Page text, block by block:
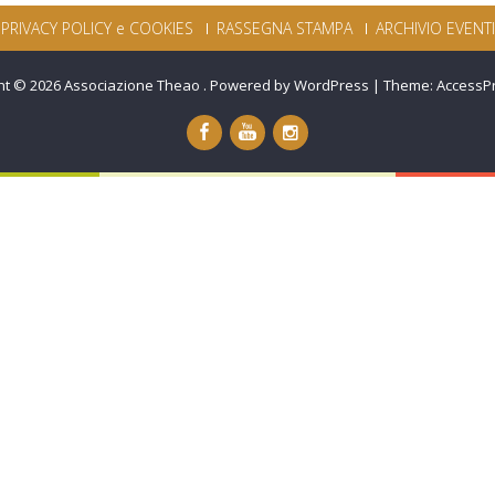
PRIVACY POLICY e COOKIES RASSEGNA STAMPA ARCHIVIO EVENTI
© 2026Associazione Theao . Powered by WordPress | Theme: